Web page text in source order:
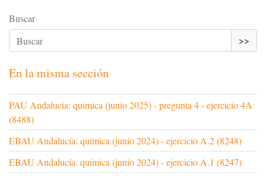
Buscar
>>
En la misma sección
PAU Andalucía: química (junio 2025) - pregunta 4 - ejercicio 4A
(8488)
EBAU Andalucía: química (junio 2024) - ejercicio A.2 (8248)
EBAU Andalucía: química (junio 2024) - ejercicio A.1 (8247)